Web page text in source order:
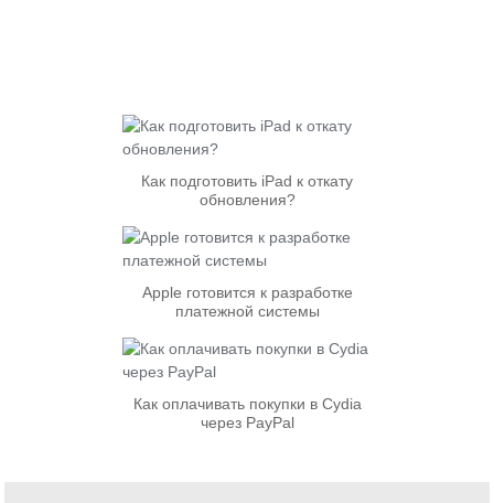
Как подготовить iPad к откату
обновления?
Apple готовится к разработке
платежной системы
Как оплачивать покупки в Cydia
через PayPal